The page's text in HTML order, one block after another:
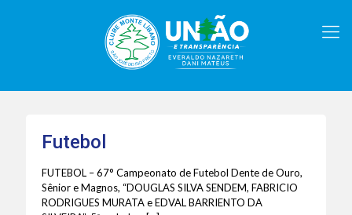
Futebol
FUTEBOL – 67° Campeonato de Futebol Dente de Ouro,
Sênior e Magnos, “DOUGLAS SILVA SENDEM, FABRICIO
RODRIGUES MURATA e EDVAL BARRIENTO DA